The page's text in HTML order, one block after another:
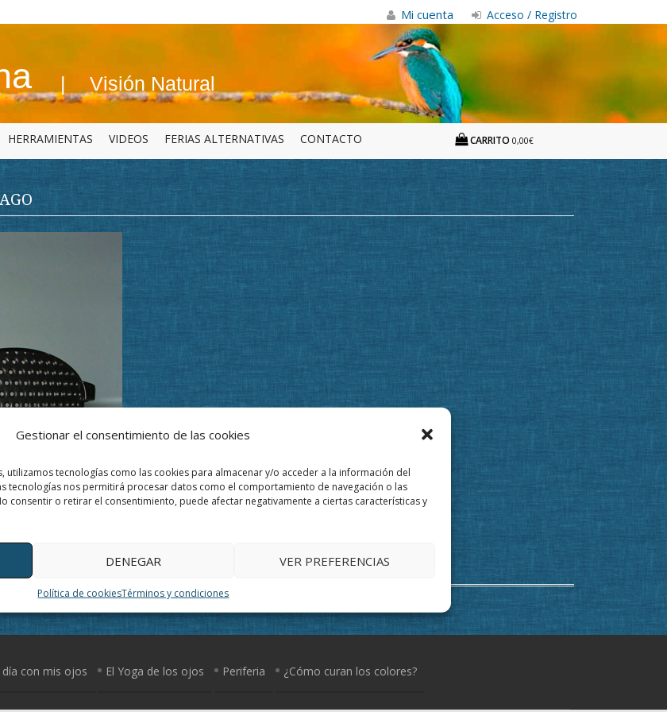
Gestionar el consentimiento de las cookies
utilizamos tecnologías como las cookies para almacenar y/o acceder a la información del
tecnologías nos permitirá procesar datos como el comportamiento de navegación o las
consentir o retirar el consentimiento, puede afectar negativamente a ciertas características y
DENEGAR VER PREFERENCIAS
Política de cookiesTérminos y condiciones
Mi cuenta Acceso / Registro
Visión Natural
HERRAMIENTAS VIDEOS FERIAS ALTERNATIVAS CONTACTO CARRITO 0,00€
día con mis ojos El Yoga de los ojos Periferia ¿Cómo curan los colores?